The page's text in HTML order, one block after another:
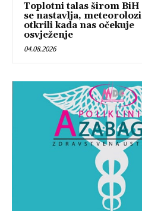
Toplotni talas širom BiH
se nastavlja, meteorolozi
otkrili kada nas očekuje
osvježenje
04.08.2026